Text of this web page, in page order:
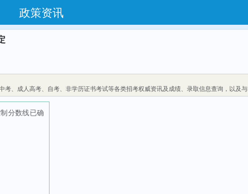
政策资讯
、成人高考、自考、非学历证书考试等各类招考权威资讯及成绩、录取信息查询，以及
分数线已确